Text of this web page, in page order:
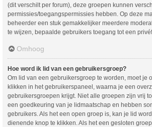
(dit verschilt per forum), deze groepen kunnen
permissies/toegangspermissies hebben. Op deze
beheerder een stuk gemakkelijker meerdere
te wijzen, bepaalde gebruikers toegang tot een
Omhoog
Hoe word ik lid van een gebruikersgroep?
Om lid van een gebruikersgroep te worden, moet je
klikken in het gebruikerspaneel, waarna je een
gebruikersgroepen krijgt. Niet alle groepen zijn vrij
een goedkeuring van je lidmaatschap en hebben
gebruikers. Als het een open groep is, kan je lid
dienende knop te klikken. Als het een gesloten